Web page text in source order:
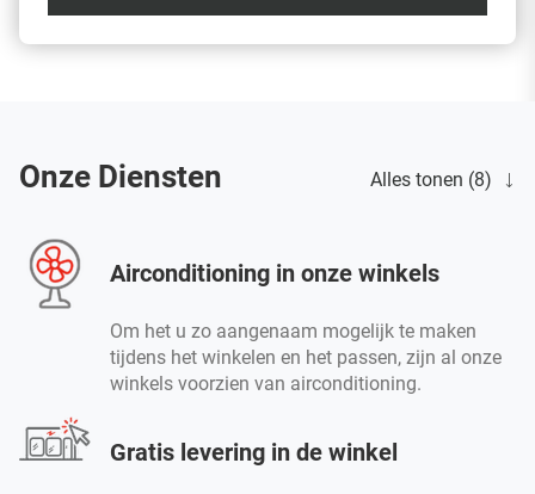
Onze Diensten Alles tonen (8)
Airconditioning in onze winkels
Om het u zo aangenaam mogelijk te maken
tijdens het winkelen en het passen, zijn al onze
winkels voorzien van airconditioning.
Gratis levering in de winkel